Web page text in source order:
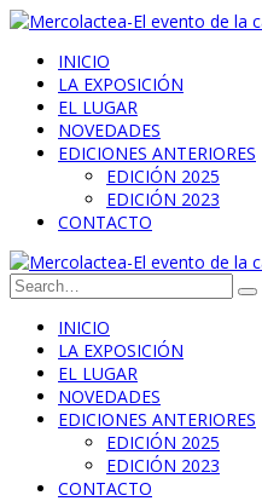
INICIO
LA EXPOSICIÓN
EL LUGAR
NOVEDADES
EDICIONES ANTERIORES
EDICIÓN 2025
EDICIÓN 2023
CONTACTO
INICIO
LA EXPOSICIÓN
EL LUGAR
NOVEDADES
EDICIONES ANTERIORES
EDICIÓN 2025
EDICIÓN 2023
CONTACTO